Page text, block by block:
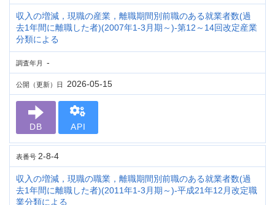
収入の増減，現職の産業，離職期間別前職のある就業者数(過
去1年間に離職した者)(2007年1-3月期～)-第12～14回改定産業
分類による
調査年月 -
公開（更新）日 2026-05-15
DB API
表番号 2-8-4
収入の増減，現職の職業，離職期間別前職のある就業者数(過
去1年間に離職した者)(2011年1-3月期～)-平成21年12月改定職
業分類による